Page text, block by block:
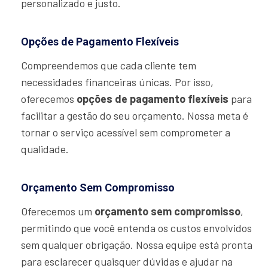
personalizado e justo.
Opções de Pagamento Flexíveis
Compreendemos que cada cliente tem
necessidades financeiras únicas. Por isso,
oferecemos opções de pagamento flexíveis para
facilitar a gestão do seu orçamento. Nossa meta é
tornar o serviço acessível sem comprometer a
qualidade.
Orçamento Sem Compromisso
Oferecemos um orçamento sem compromisso,
permitindo que você entenda os custos envolvidos
sem qualquer obrigação. Nossa equipe está pronta
para esclarecer quaisquer dúvidas e ajudar na